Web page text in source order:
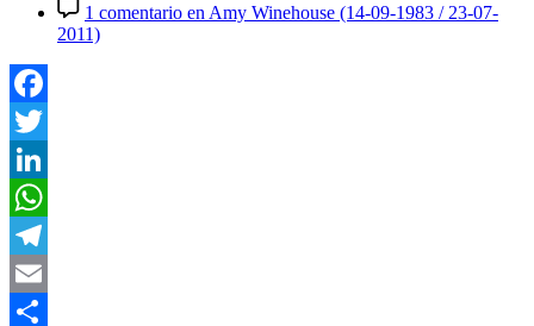
1 comentario en Amy Winehouse (14-09-1983 / 23-07-
2011)
Facebook
Twitter
LinkedIn
WhatsApp
Telegram
Email